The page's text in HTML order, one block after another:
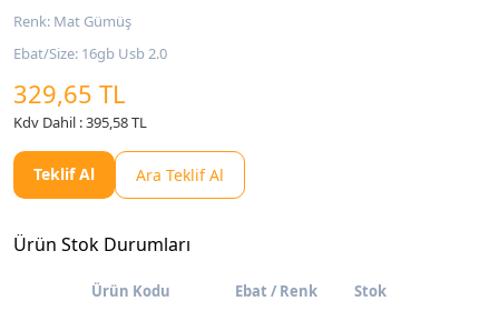
Renk: Mat Gümüş
Ebat/Size: 16gb Usb 2.0
329,65 TL
Kdv Dahil : 395,58 TL
Teklif Al Ara Teklif Al
Ürün Stok Durumları
Ürün Kodu Ebat / Renk Stok